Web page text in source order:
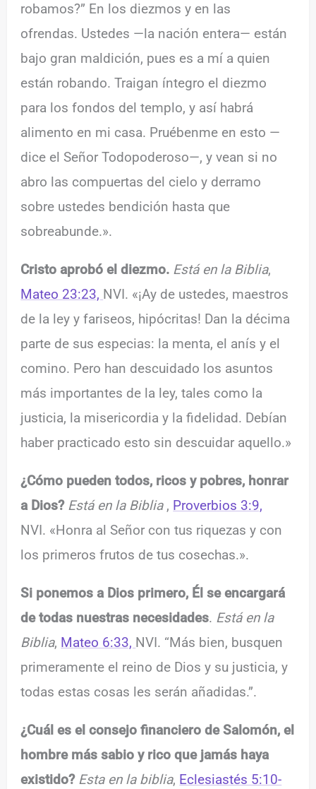
robamos?” En los diezmos y en las
ofrendas. Ustedes —la nación entera— están
bajo gran maldición, pues es a mí a quien
están robando. Traigan íntegro el diezmo
para los fondos del templo, y así habrá
alimento en mi casa. Pruébenme en esto —
dice el Señor Todopoderoso—, y vean si no
abro las compuertas del cielo y derramo
sobre ustedes bendición hasta que
sobreabunde.».
Cristo aprobó el diezmo. Está en la Biblia,
Mateo 23:23, NVI. «¡Ay de ustedes, maestros
de la ley y fariseos, hipócritas! Dan la décima
parte de sus especias: la menta, el anís y el
comino. Pero han descuidado los asuntos
más importantes de la ley, tales como la
justicia, la misericordia y la fidelidad. Debían
haber practicado esto sin descuidar aquello.»
¿Cómo pueden todos, ricos y pobres, honrar
a Dios? Está en la Biblia, Proverbios 3:9,
NVI. «Honra al Señor con tus riquezas y con
los primeros frutos de tus cosechas.».
Si ponemos a Dios primero, Él se encargará
de todas nuestras necesidades. Está en la
Biblia, Mateo 6:33, NVI. “Más bien, busquen
primeramente el reino de Dios y su justicia, y
todas estas cosas les serán añadidas.”.
¿Cuál es el consejo financiero de Salomón, el
hombre más sabio y rico que jamás haya
existido? Esta en la biblia, Eclesiastés 5:10-